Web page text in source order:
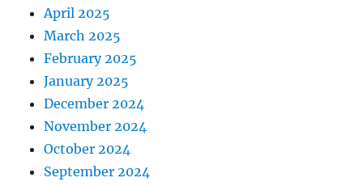
April 2025
March 2025
February 2025
January 2025
December 2024
November 2024
October 2024
September 2024